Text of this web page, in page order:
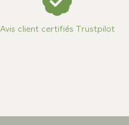
Avis client certifiés Trustpilot